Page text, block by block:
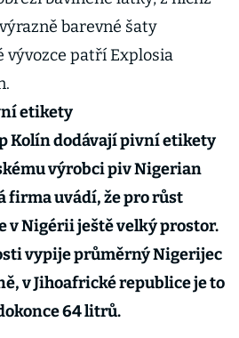
barevné šaty
vývozce patří Explosia
etikety
Kolín dodávají pivní etikety
výrobci piv Nigerian
firma uvádí, že pro růst
v Nigérii ještě velký prostor.
vypije průměrný Nigerijec
v Jihoafrické republice je to
64 litrů.